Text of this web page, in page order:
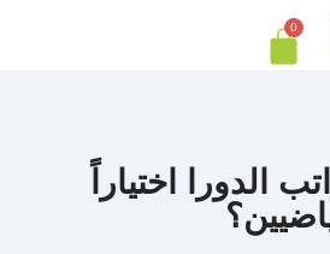
0
الدورا اختياراً